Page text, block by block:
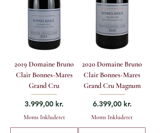
2019 Domaine Bruno
Clair Bonnes-Mares
Grand Cru
Pris
3.999,00 kr.
Moms Inkluderet
2020 Domaine Bruno
Clair Bonnes-Mares
Grand Cru Magnum
Pris
6.399,00 kr.
Moms Inkluderet